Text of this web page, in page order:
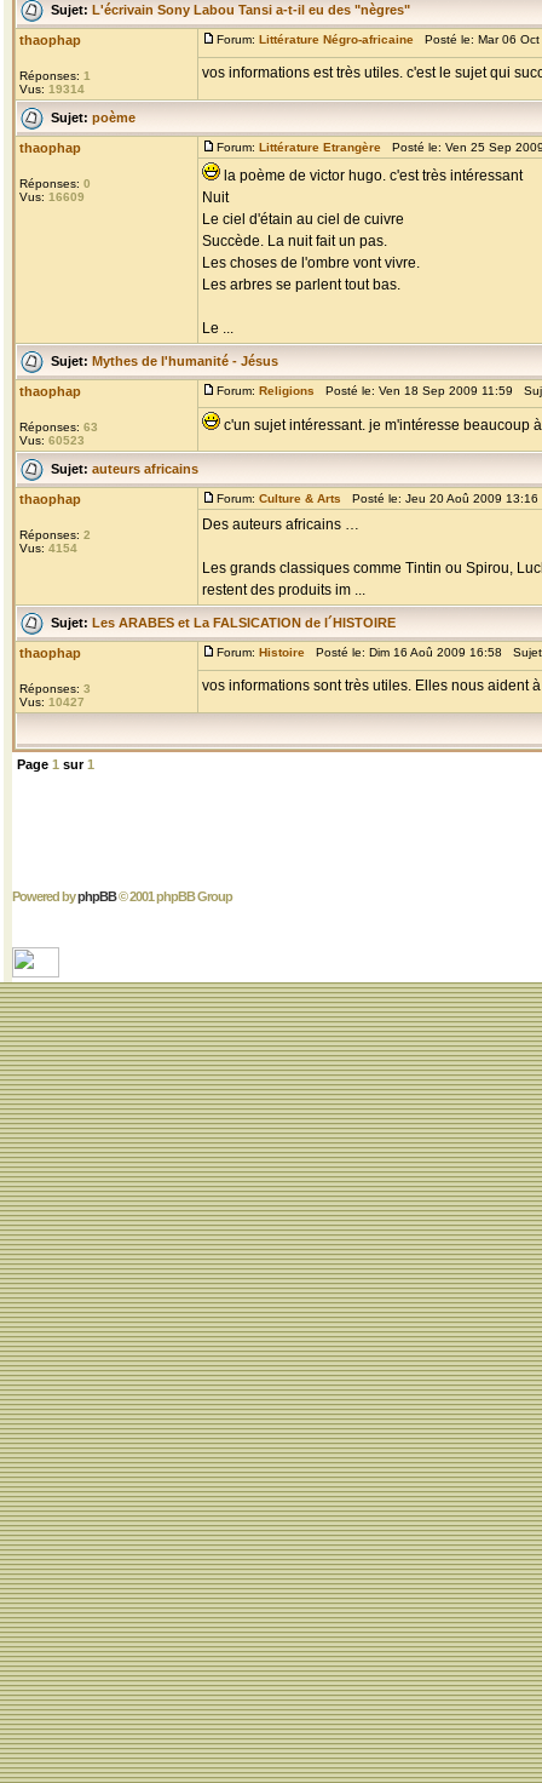
Sujet: L'écrivain Sony Labou Tansi a-t-il eu des "nègres"
thaophap
Réponses: 1
Vus: 19314
Forum: Littérature Négro-africaine Posté le: Mar 06
vos informations est très utiles. c'est le sujet qui
Sujet: poème
thaophap
Réponses: 0
Vus: 16609
Forum: Littérature Etrangère Posté le: Ven 25 Sep
la poème de victor hugo. c'est très intéressant
Nuit
Le ciel d'étain au ciel de cuivre
Succède. La nuit fait un pas.
Les choses de l'ombre vont vivre.
Les arbres se parlent tout bas.
Le ...
Sujet: Mythes de l'humanité - Jésus
thaophap
Réponses: 63
Vus: 60523
Forum: Religions Posté le: Ven 18 Sep 2009 11:59
c'un sujet intéressant. je m'intéresse beaucoup
Sujet: auteurs africains
thaophap
Réponses: 2
Vus: 4154
Forum: Culture & Arts Posté le: Jeu 20 Aoû 2009
Des auteurs africains …
Les grands classiques comme Tintin ou Spirou,
restent des produits im ...
Sujet: Les ARABES et La FALSICATION de l´HISTOIRE
thaophap
Réponses: 3
Vus: 10427
Forum: Histoire Posté le: Dim 16 Aoû 2009 16:58
vos informations sont très utiles. Elles nous aident
Page 1 sur1
Powered byphpBB© 2001 phpBB Group